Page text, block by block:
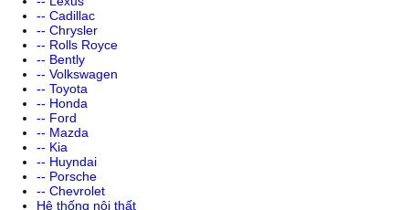
-- Cadillac
-- Chrysler
-- Rolls Royce
-- Bently
-- Volkswagen
-- Toyota
-- Honda
-- Ford
-- Mazda
-- Kia
-- Huyndai
-- Porsche
-- Chevrolet
Hệ thống nội thất